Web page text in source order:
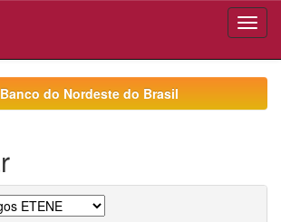
do Nordeste do Brasil